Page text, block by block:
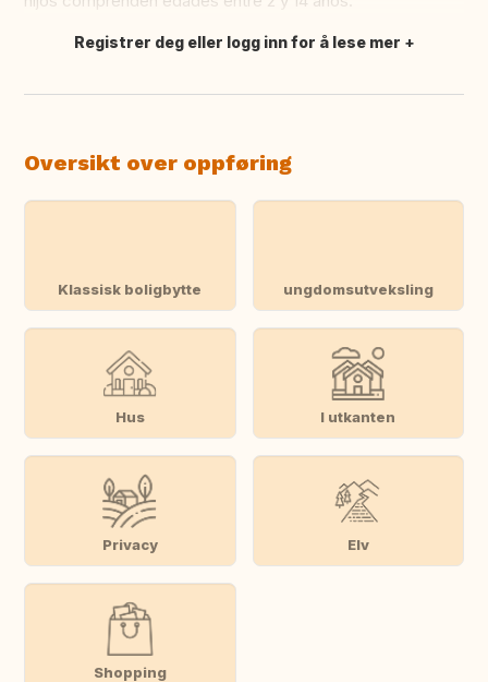
Oversett dette
Registrer deg eller logg inn for å lese mer
Oversikt over oppføring
Klassisk boligbytte ungdomsutveksling
Hus I utkanten
Privacy Elv
Shopping